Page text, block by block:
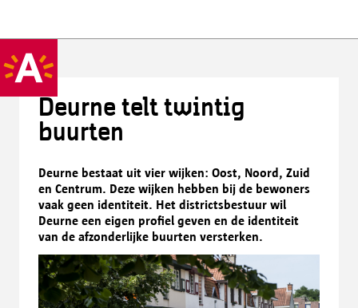
Deurne telt twintig
buurten
Deurne bestaat uit vier wijken: Oost, Noord, Zuid
en Centrum. Deze wijken hebben bij de bewoners
vaak geen identiteit. Het districtsbestuur wil
Deurne een eigen profiel geven en de identiteit
van de afzonderlijke buurten versterken.